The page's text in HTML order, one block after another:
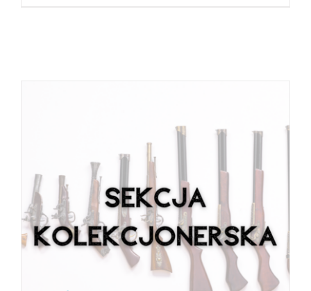
BOOK / SZCZEGÓŁY